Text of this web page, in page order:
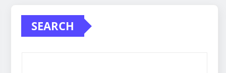
SEARCH